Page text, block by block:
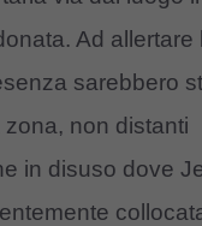
Ad allertare
sarebbero
non distanti
in disuso dove